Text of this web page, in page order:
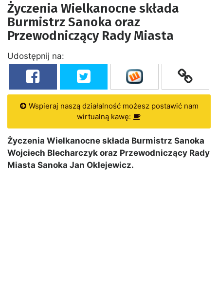
Życzenia Wielkanocne składa
Burmistrz Sanoka oraz
Przewodniczący Rady Miasta
Udostępnij na:
Wspieraj naszą działalność możesz postawić nam
wirtualną kawę:
Życzenia Wielkanocne składa Burmistrz Sanoka
Wojciech Blecharczyk oraz Przewodniczący Rady
Miasta Sanoka Jan Oklejewicz.